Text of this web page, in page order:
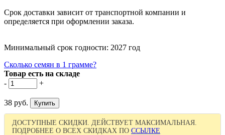
Срок доставки зависит от транспортной компании и
определяется при оформлении заказа.
Минимальный срок годности: 2027 год
Сколько семян в 1 грамме?
Товар есть на складе
-
+
38 руб.
ДОСТУПНЫЕ СКИДКИ. ДЕЙСТВУЕТ МАКСИМАЛЬНАЯ.
ПОДРОБНЕЕ О ВСЕХ СКИДКАХ ПО ССЫЛКЕ